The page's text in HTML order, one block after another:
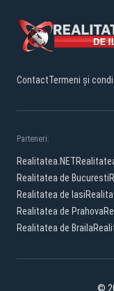
ContactTermeni și
Parteneri:
Realitatea.NET
Realitatea de Bucuresti
Realitatea de Iasi
Realitatea de Prahova
Realitatea de Braila
©